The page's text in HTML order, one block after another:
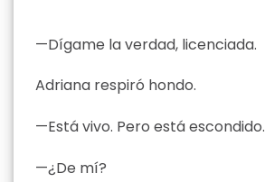
—Dígame la verdad, licenciada.
Adriana respiró hondo.
—Está vivo. Pero está escondido.
—¿De mí?